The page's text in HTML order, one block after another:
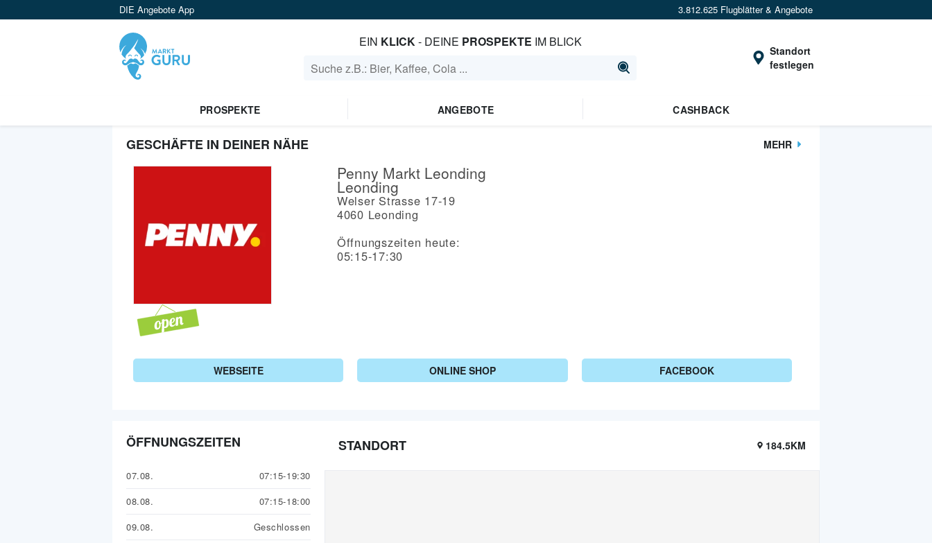
DIE Angebote App 3.812.625 Flugblätter & Angebote
EIN KLICK- DEINE PROSPEKTE IM BLICK
Standort
festlegen
PROSPEKTE ANGEBOTE CASHBACK
GESCHÄFTE IN DEINER NÄHE MEHR
Penny Markt Leonding
Leonding
Welser Strasse 17-19
4060 Leonding
Öffnungszeiten heute:
05:15-17:30
WEBSEITE ONLINE SHOP FACEBOOK
ÖFFNUNGSZEITEN
07.08.
07:15-19:30
08.08.
07:15-18:00
09.08.
Geschlossen
STANDORT 184.5KM